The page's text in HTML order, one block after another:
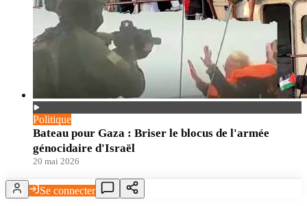
Politique
Bateau pour Gaza : Briser le blocus de l'armée
génocidaire d'Israël
20 mai 2026
Se connecter